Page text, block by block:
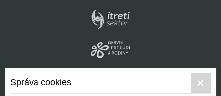
Správa cookies